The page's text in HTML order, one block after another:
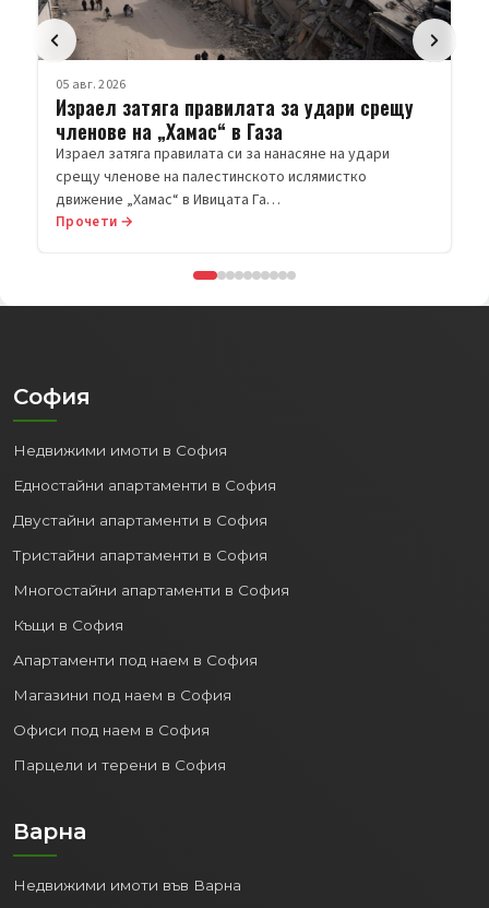
05 авг. 2026
Израел затяга правилата за удари срещу
членове на „Хамас“ в Газа
Израел затяга правилата си за нанасяне на удари
срещу членове на палестинското ислямистко
движение „Хамас“ в Ивицата Га…
Прочети →
София
Недвижими имоти в София
Едностайни апартаменти в София
Двустайни апартаменти в София
Тристайни апартаменти в София
Многостайни апартаменти в София
Къщи в София
Апартаменти под наем в София
Магазини под наем в София
Офиси под наем в София
Парцели и терени в София
Варна
Недвижими имоти във Варна